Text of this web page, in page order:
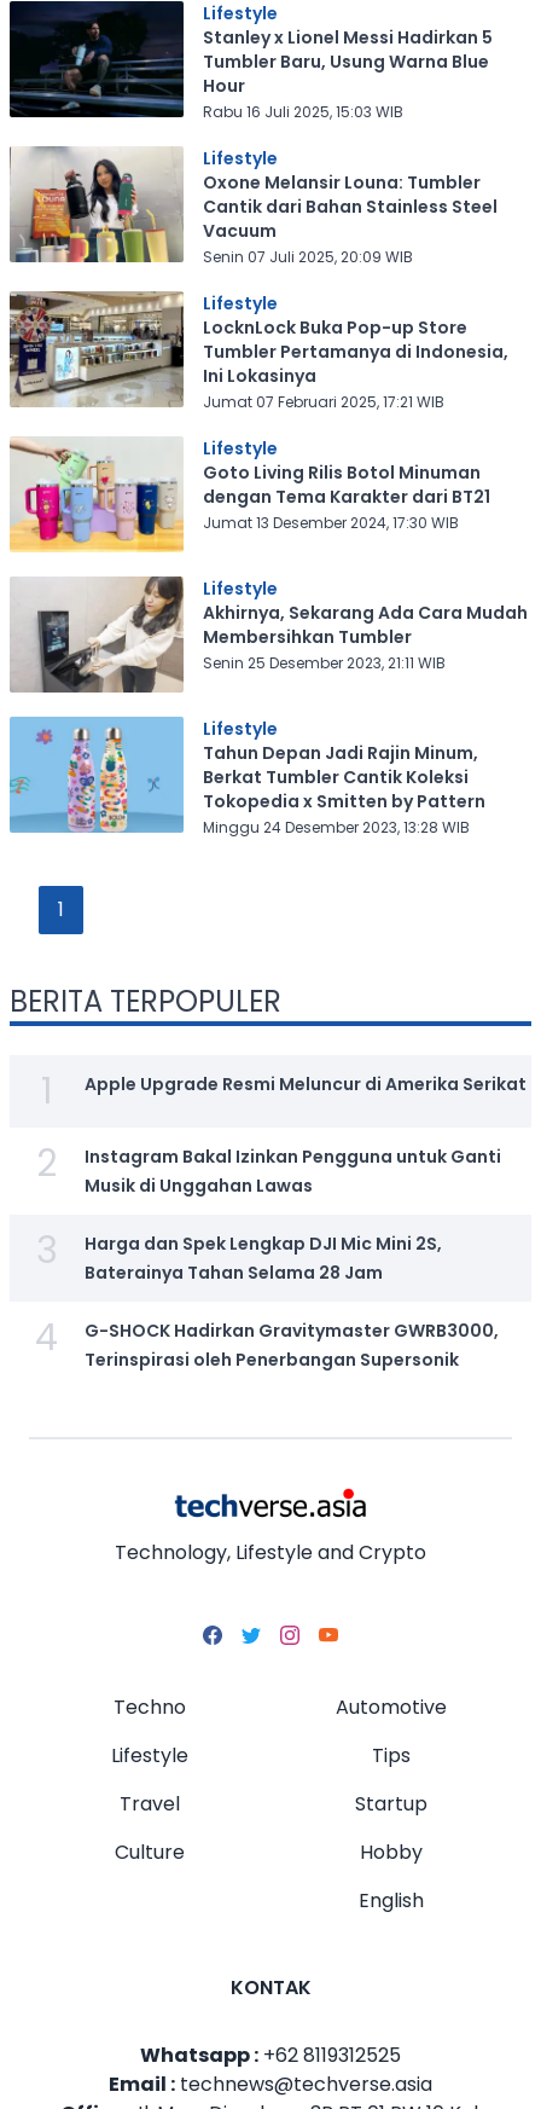
Lifestyle
Stanley x Lionel Messi Hadirkan 5
Tumbler Baru, Usung Warna Blue
Hour
Rabu 16 Juli 2025, 15:03 WIB
Lifestyle
Oxone Melansir Louna: Tumbler
Cantik dari Bahan Stainless Steel
Vacuum
Senin 07 Juli 2025, 20:09 WIB
Lifestyle
LocknLock Buka Pop-up Store
Tumbler Pertamanya di Indonesia,
Ini Lokasinya
Jumat 07 Februari 2025, 17:21 WIB
Lifestyle
Goto Living Rilis Botol Minuman
dengan Tema Karakter dari BT21
Jumat 13 Desember 2024, 17:30 WIB
Lifestyle
Akhirnya, Sekarang Ada Cara Mudah
Membersihkan Tumbler
Senin 25 Desember 2023, 21:11 WIB
Lifestyle
Tahun Depan Jadi Rajin Minum,
Berkat Tumbler Cantik Koleksi
Tokopedia x Smitten by Pattern
Minggu 24 Desember 2023, 13:28 WIB
1
BERITA TERPOPULER
1 Apple Upgrade Resmi Meluncur di Amerika Serikat
2
Instagram Bakal Izinkan Pengguna untuk Ganti
Musik di Unggahan Lawas
3
Harga dan Spek Lengkap DJI Mic Mini 2S,
Baterainya Tahan Selama 28 Jam
4
G-SHOCK Hadirkan Gravitymaster GWRB3000,
Terinspirasi oleh Penerbangan Supersonik
Technology, Lifestyle and Crypto
Techno
Lifestyle
Travel
Culture
Automotive
Tips
Startup
Hobby
English
KONTAK
Whatsapp : +62 8119312525
Email : technews@techverse.asia